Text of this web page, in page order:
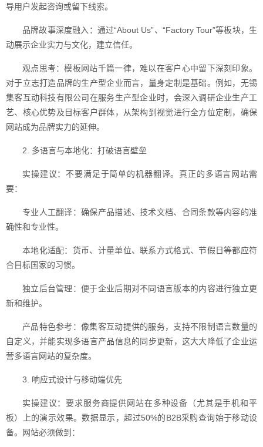
导用户发起咨询或留下线索。
品牌故事深度融入：通过“About Us”、“Factory Tour”等板块，生
动展示企业实力与文化，建立信任。
观点思考：模板网站千篇一律，难以在客户心中留下深刻印象。
对于立志打造品牌的生产型企业而言，量身定制是基础。例如，无锡
集客互动科技有限公司在服务生产型企业时，会深入调研企业生产工
艺、核心优势及目标客户群体，从架构到视觉进行全方位定制，确保
网站成为品牌实力的延伸。
2. 多语言与本地化：打破语言壁垒
实操建议：不要满足于简单的机器翻译。真正的多语言网站需
要：
专业人工翻译：确保产品描述、技术文档、合同条款等内容的准
确性和专业性。
本地化适配：货币、计量单位、联系方式格式、节假日等都应符
合目标国家的习惯。
独立后台管理：便于企业后期对不同语言版本的内容进行独立更
新和维护。
产品特色参考：像集客互动提供的服务，支持不限制语言数量的
自定义，并能实现多语言产品信息的同步更新，这大大降低了企业运
营多语言网站的复杂度。
3. 响应式设计与移动端优先
实操建议：要求服务商提供网站在多种设备（尤其是手机和平
板）上的演示效果。数据显示，超过50%的B2B采购查询始于移动设
备。网站必须做到：